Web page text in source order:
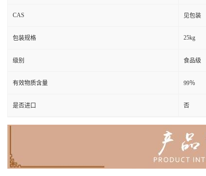
CAS 见包装
包装规格 25kg
级别 食品级
有效物质含量 99％
是否进口 否